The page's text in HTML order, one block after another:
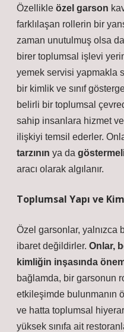
Özellikle özel garson
farklılaşan rollerin bir
zaman unutulmuş olsa
birer toplumsal işlevi
yemek servisi yapmakla
bir kimlik ve sınıf
belirli bir toplumsal
sahip insanlara hizmet
ilişkiyi temsil ederler.
tarzının ya da
aracı olarak algılanır.
Toplumsal Yapı ve
Özel garsonlar, yalnızca
ibaret değildirler. Onlar,
kimliğin inşasında
bağlamda, bir garsonun
etkileşimde bulunmanın
ve hatta toplumsal
yüksek sınıfa ait